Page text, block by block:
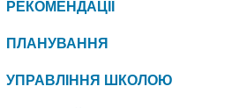
РЕКОМЕНДАЦІЇ
ПЛАНУВАННЯ
УПРАВЛІННЯ ШКОЛОЮ